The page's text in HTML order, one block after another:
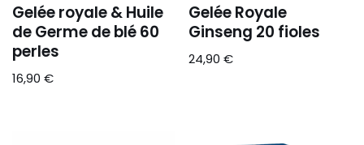
Gelée royale & Huile
de Germe de blé 60
perles
16,90 €
Gelée Royale
Ginseng 20 fioles
24,90€